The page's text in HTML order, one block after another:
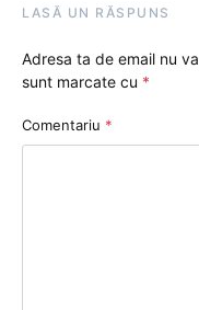
LASĂ UN RĂSPUNS
Adresa ta de email nu
sunt marcate cu *
Comentariu *